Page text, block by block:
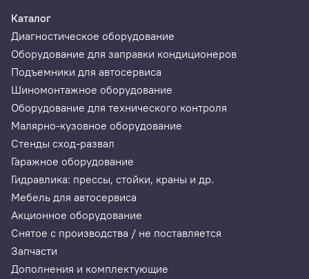
Каталог
Диагностическое оборудование
Оборудование для заправки кондиционеров
Подъемники для автосервиса
Шиномонтажное оборудование
Оборудование для технического контроля
Малярно-кузовное оборудование
Стенды сход-развал
Гаражное оборудование
Гидравлика: прессы, стойки, краны и др.
Мебель для автосервиса
Акционное оборудование
Снятое с производства / не поставляется
Запчасти
Дополнения и комплектующие